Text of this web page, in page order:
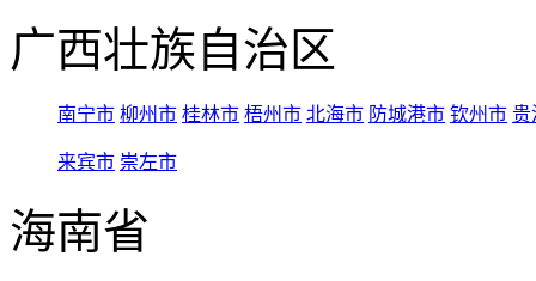
广西壮族自治区
南宁市 柳州市 桂林市 梧州市 北海市 防城港市 钦州市 贵
来宾市 崇左市
海南省